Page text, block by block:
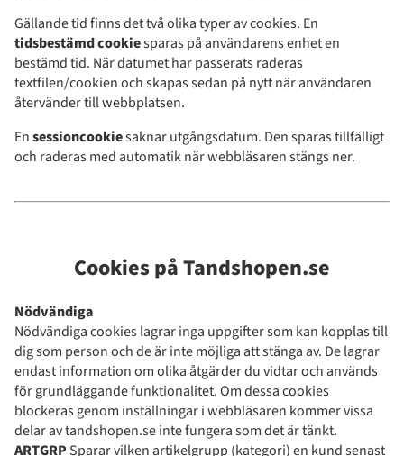
Gällande tid finns det två olika typer av cookies. En
tidsbestämd cookiesparas på användarens enhet en
bestämd tid. När datumet har passerats raderas
textfilen/cookien och skapas sedan på nytt när användaren
återvänder till webbplatsen.
Ensessioncookiesaknar utgångsdatum. Den sparas tillfälligt
och raderas med automatik när webbläsaren stängs ner.
Cookies på Tandshopen.se
Nödvändiga
Nödvändiga cookies lagrar inga uppgifter som kan kopplas till
dig som person och de är inte möjliga att stänga av. De lagrar
endast information om olika åtgärder du vidtar och används
för grundläggande funktionalitet. Om dessa cookies
blockeras genom inställningar i webbläsaren kommer vissa
delar av tandshopen.se inte fungera som det är tänkt.
ARTGRP Sparar vilken artikelgrupp (kategori) en kund senast